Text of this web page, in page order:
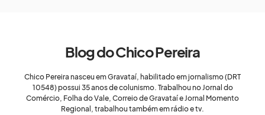
Blog do Chico Pereira
Chico Pereira nasceu em Gravataí, habilitado em jornalismo (DRT
10548) possui 35 anos de colunismo. Trabalhou no Jornal do
Comércio, Folha do Vale, Correio de Gravataí e Jornal Momento
Regional, trabalhou também em rádio e tv.